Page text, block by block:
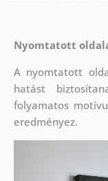
Nyomtatott
A nyomtatott
hatást
folyamatos
eredményez.